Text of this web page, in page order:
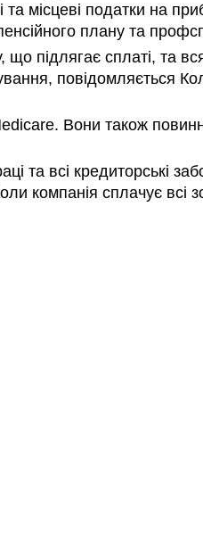
місцеві податки на
плану та
що підлягає сплаті, та
повідомляється
Вони також
та всі кредиторські
компанія сплачує всі